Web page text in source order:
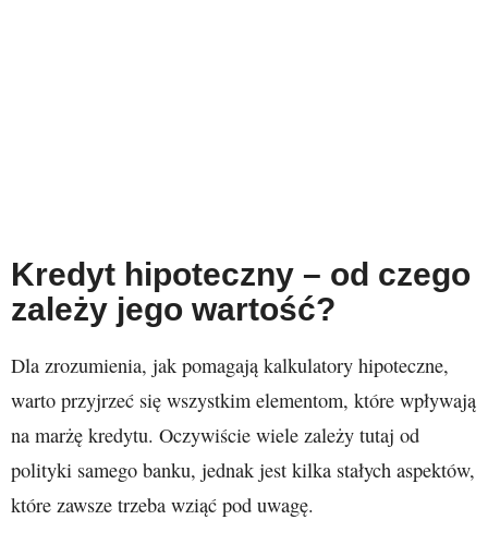
Kredyt hipoteczny – od czego
zależy jego wartość?
Dla zrozumienia, jak pomagają kalkulatory hipoteczne,
warto przyjrzeć się wszystkim elementom, które wpływają
na marżę kredytu. Oczywiście wiele zależy tutaj od
polityki samego banku, jednak jest kilka stałych aspektów,
które zawsze trzeba wziąć pod uwagę.